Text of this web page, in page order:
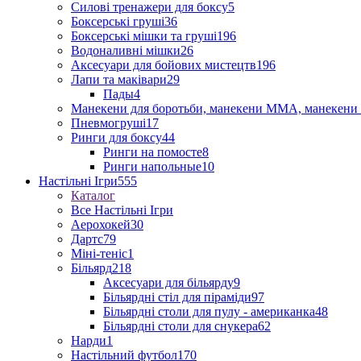
Силові тренажери для боксу5
Боксерські груші36
Боксерські мішки та груші196
Водоналивні мішки26
Аксесуари для бойових мистецтв196
Лапи та маківари29
Пады4
Манекени для боротьби, манекени ММА, манекени
Пневмогруші17
Ринги для боксу44
Ринги на помосте8
Ринги напольные10
Настільні Ігри555
Каталог
Все Настільні Ігри
Аерохокей30
Дартс79
Міні-теніс1
Більярд218
Аксесуари для більярду9
Більярдні стіл для піраміди97
Більярдні столи для пулу - американка48
Більярдні столи для снукера62
Нарди1
Настільний футбол170